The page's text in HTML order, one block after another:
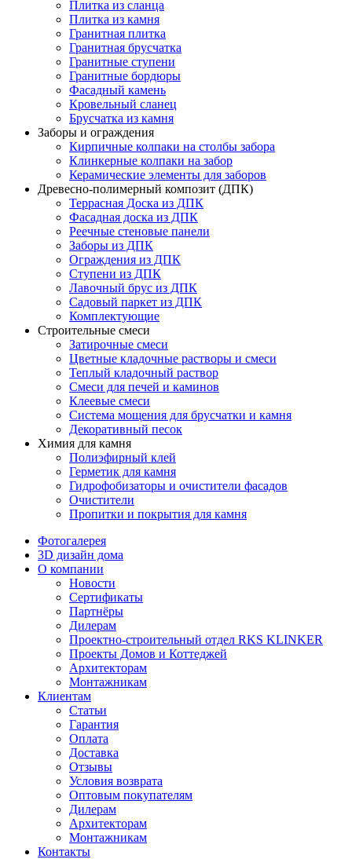
Плитка из сланца
Плитка из камня
Гранитная плитка
Гранитная брусчатка
Гранитные ступени
Гранитные бордюры
Фасадный камень
Кровельный сланец
Брусчатка из камня
Заборы и ограждения
Кирпичные колпаки на столбы забора
Клинкерные колпаки на забор
Керамические элементы для заборов
Древесно-полимерный композит (ДПК)
Террасная Доска из ДПК
Фасадная доска из ДПК
Реечные стеновые панели
Заборы из ДПК
Ограждения из ДПК
Ступени из ДПК
Лавочный брус из ДПК
Садовый паркет из ДПК
Комплектующие
Строительные смеси
Затирочные смеси
Цветные кладочные растворы и смеси
Теплый кладочный раствор
Смеси для печей и каминов
Клеевые смеси
Система мощения для брусчатки и камня
Декоративный песок
Химия для камня
Полиэфирный клей
Герметик для камня
Гидрофобизаторы и очистители фасадов
Очистители
Пропитки и покрытия для камня
Фотогалерея
3D дизайн дома
О компании
Новости
Сертификаты
Партнёры
Дилерам
Проектно-строительный отдел RKS KLINKER
Проекты Домов и Коттеджей
Архитекторам
Монтажникам
Клиентам
Статьи
Гарантия
Оплата
Доставка
Отзывы
Условия возврата
Оптовым покупателям
Дилерам
Архитекторам
Монтажникам
Контакты